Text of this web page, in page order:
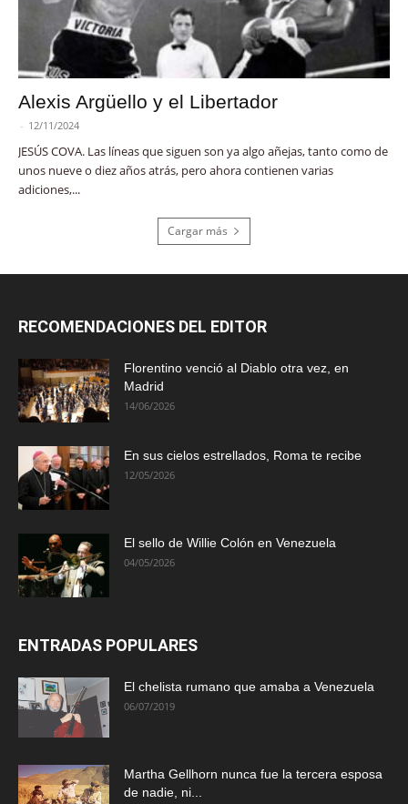
Alexis Argüello y el Libertador
- 12/11/2024
JESÚS COVA. Las líneas que siguen son ya algo añejas, tanto como de
unos nueve o diez años atrás, pero ahora contienen varias
adiciones,...
Cargar más
RECOMENDACIONES DEL EDITOR
Florentino venció al Diablo otra vez, en
Madrid
14/06/2026
En sus cielos estrellados, Roma te recibe
12/05/2026
El sello de Willie Colón en Venezuela
04/05/2026
ENTRADAS POPULARES
El chelista rumano que amaba a Venezuela
06/07/2019
Martha Gellhorn nunca fue la tercera esposa
de nadie, ni...